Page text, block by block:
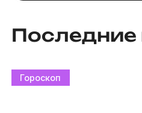
Последние
Гороскоп